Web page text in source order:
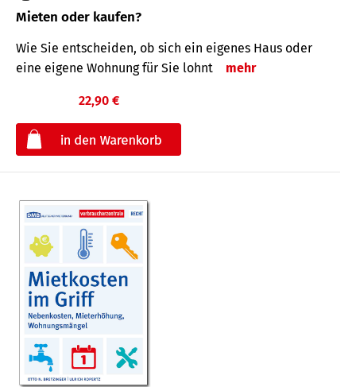
Mieten oder kaufen?
Wie Sie entscheiden, ob sich ein eigenes Haus oder
eine eigene Wohnung für Sie lohnt
mehr
22,90 €